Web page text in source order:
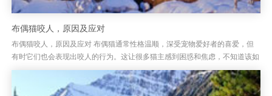
布偶猫咬人，原因及应对
布偶猫咬人，原因及应对 布偶猫通常性格温顺，深受宠物爱好者的喜爱，但
有时它们也会表现出咬人的行为。这让很多猫主感到困惑和焦虑，不知道该如
何处理。布偶猫咬人其实并非出于攻击性，它们的咬人行为常常是由于某...